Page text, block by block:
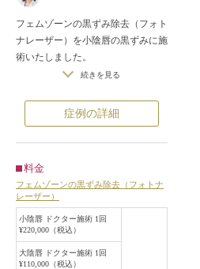
フェムゾーンの黒ずみ除去（フォト
ナレーザー）を小陰唇の黒ずみに施
術いたしました。
施術後は一時的な赤みがありました
施術前は小陰唇が黒ずんでいました
が1回の照射で見違えるように小陰
続きを見る
症例の詳細
料金
フェムゾーンの黒ずみ除去（フォトナ
レーザー）
小陰唇 ドクター施術 1回
¥220,000（税込）
大陰唇 ドクター施術 1回
¥110,000（税込）